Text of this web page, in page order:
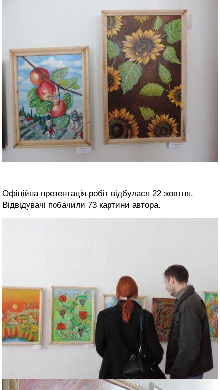
Офіційна презентація робіт відбулася 22 жовтня.
Відвідувачі побачили 73 картини автора.